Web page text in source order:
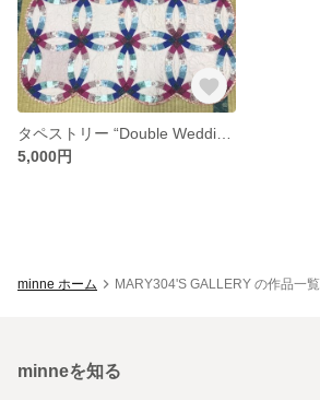
5,000円
minne ホーム MARY304'S GALLERY の作品一覧
minneを知る